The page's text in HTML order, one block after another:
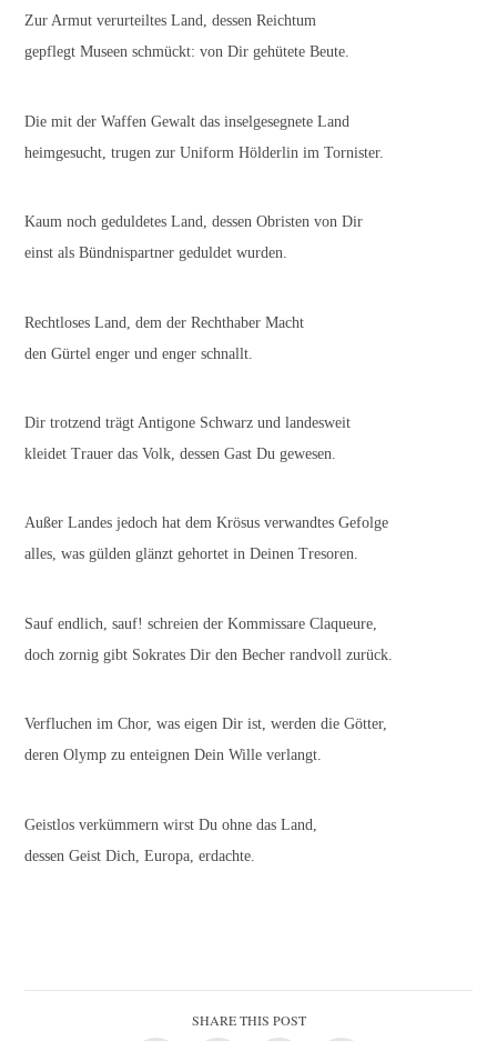
Zur Armut verurteiltes Land, dessen Reichtum
gepflegt Museen schmückt: von Dir gehütete Beute.
Die mit der Waffen Gewalt das inselgesegnete Land
heimgesucht, trugen zur Uniform Hölderlin im Tornister.
Kaum noch geduldetes Land, dessen Obristen von Dir
einst als Bündnispartner geduldet wurden.
Rechtloses Land, dem der Rechthaber Macht
den Gürtel enger und enger schnallt.
Dir trotzend trägt Antigone Schwarz und landesweit
kleidet Trauer das Volk, dessen Gast Du gewesen.
Außer Landes jedoch hat dem Krösus verwandtes Gefolge
alles, was gülden glänzt gehortet in Deinen Tresoren.
Sauf endlich, sauf! schreien der Kommissare Claqueure,
doch zornig gibt Sokrates Dir den Becher randvoll zurück.
Verfluchen im Chor, was eigen Dir ist, werden die Götter,
deren Olymp zu enteignen Dein Wille verlangt.
Geistlos verkümmern wirst Du ohne das Land,
dessen Geist Dich, Europa, erdachte.
SHARE THIS POST